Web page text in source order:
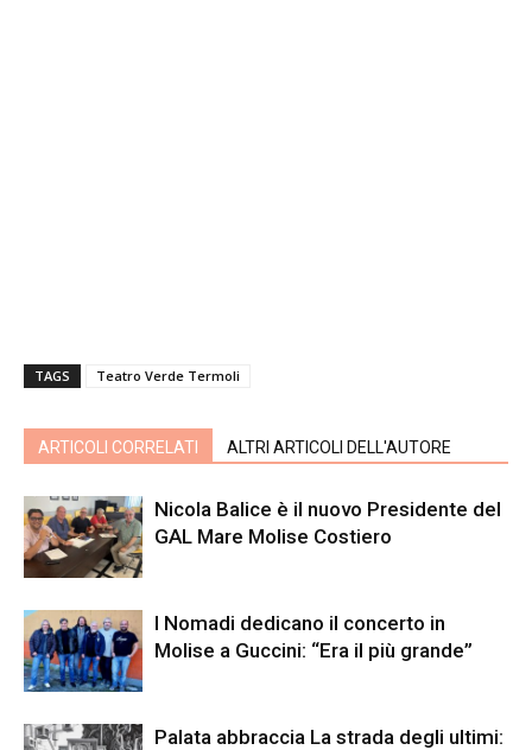
TAGS Teatro Verde Termoli
ARTICOLI CORRELATI ALTRI ARTICOLI DELL'AUTORE
Nicola Balice è il nuovo Presidente del
GAL Mare Molise Costiero
I Nomadi dedicano il concerto in
Molise a Guccini: “Era il più grande”
Palata abbraccia La strada degli ultimi: